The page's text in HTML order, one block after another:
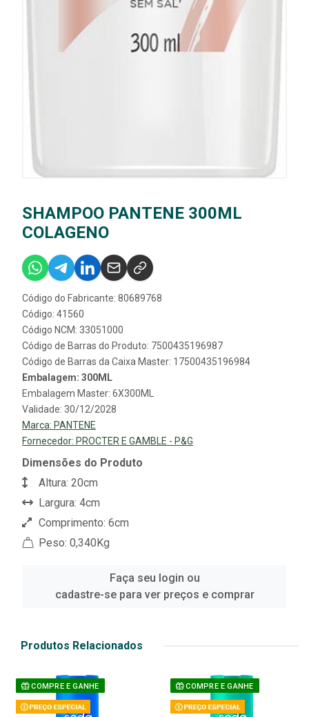
SHAMPOO PANTENE 300ML
COLAGENO
Código do Fabricante: 80689768
Código: 41560
Código NCM: 33051000
Código de Barras do Produto: 7500435196987
Código de Barras da Caixa Master: 17500435196984
Embalagem: 300ML
Embalagem Master: 6X300ML
Validade: 30/12/2028
Marca: PANTENE
Fornecedor: PROCTER E GAMBLE - P&G
Dimensões do Produto
Altura: 20cm
Largura: 4cm
Comprimento: 6cm
Peso: 0,340Kg
Faça seu login ou
cadastre-se para ver preços e comprar
Produtos Relacionados
COMPRE E GANHE COMPRE E GANHE